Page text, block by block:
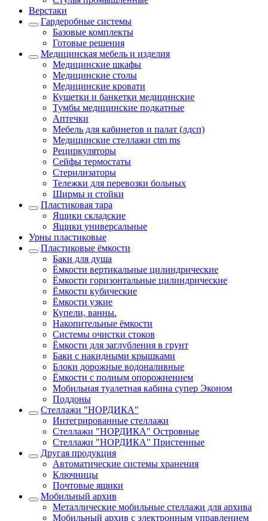
Верстаки
Гардеробные системы
Базовые комплекты
Готовые решения
Медицинская мебель и изделия
Медицинские шкафы
Медицинские столы
Медицинские кровати
Кушетки и банкетки медицинские
Тумбы медицинские подкатные
Аптечки
Мебель для кабинетов и палат (лдсп)
Медицинские стеллажи ctm ms
Рециркуляторы
Сейфы термостаты
Стерилизаторы
Тележки для перевозки больных
Ширмы и стойки
Пластиковая тара
Ящики складские
Ящики универсальные
Урны пластиковые
Пластиковые ёмкости
Баки для душа
Ёмкости вертикальные цилиндрические
Ёмкости горизонтальные цилиндрические
Ёмкости кубические
Ёмкости узкие
Купели, ванны.
Накопительные ёмкости
Системы очистки стоков
Ёмкости для заглубления в грунт
Баки с накидными крышками
Блоки дорожные водоналивные
Ёмкости с полным опорожнением
Мобильная туалетная кабина супер Эконом
Поддоны
Стеллажи "НОРДИКА"
Интегрированные стеллажи
Стеллажи "НОРДИКА" Островные
Стеллажи "НОРДИКА" Пристенные
Другая продукция
Автоматические системы хранения
Ключницы
Почтовые ящики
Мобильный архив
Металлические мобильные стеллажи для архива
Мобильный архив с электронным управлением